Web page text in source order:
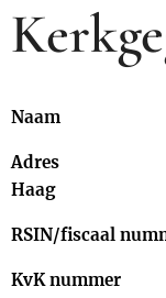
Naam : Oud
Adres :
Haag
RSIN/fiscaal
KvK